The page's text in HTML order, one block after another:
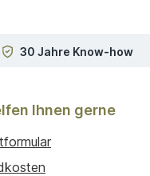
30 Jahre Know-how
Ihnen gerne